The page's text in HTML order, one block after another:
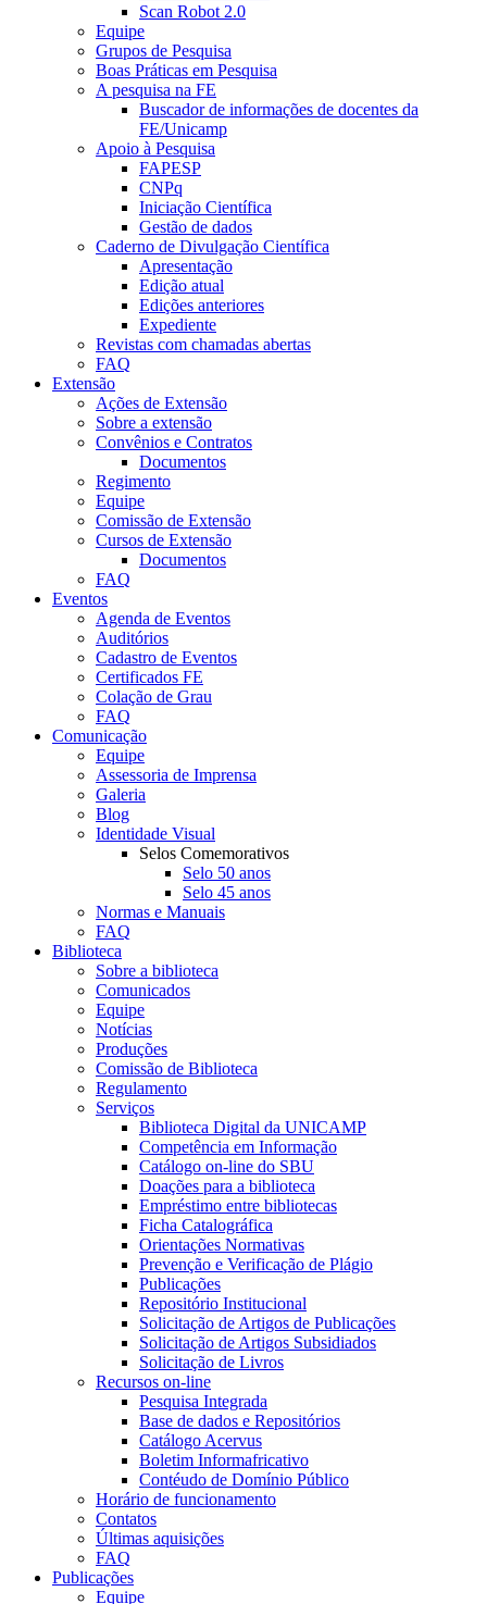
Scan Robot 2.0
Equipe
Grupos de Pesquisa
Boas Práticas em Pesquisa
A pesquisa na FE
Buscador de informações de docentes da
FE/Unicamp
Apoio à Pesquisa
FAPESP
CNPq
Iniciação Científica
Gestão de dados
Caderno de Divulgação Científica
Apresentação
Edição atual
Edições anteriores
Expediente
Revistas com chamadas abertas
FAQ
Extensão
Ações de Extensão
Sobre a extensão
Convênios e Contratos
Documentos
Regimento
Equipe
Comissão de Extensão
Cursos de Extensão
Documentos
FAQ
Eventos
Agenda de Eventos
Auditórios
Cadastro de Eventos
Certificados FE
Colação de Grau
FAQ
Comunicação
Equipe
Assessoria de Imprensa
Galeria
Blog
Identidade Visual
Selos Comemorativos
Selo 50 anos
Selo 45 anos
Normas e Manuais
FAQ
Biblioteca
Sobre a biblioteca
Comunicados
Equipe
Notícias
Produções
Comissão de Biblioteca
Regulamento
Serviços
Biblioteca Digital da UNICAMP
Competência em Informação
Catálogo on-line do SBU
Doações para a biblioteca
Empréstimo entre bibliotecas
Ficha Catalográfica
Orientações Normativas
Prevenção e Verificação de Plágio
Publicações
Repositório Institucional
Solicitação de Artigos de Publicações
Solicitação de Artigos Subsidiados
Solicitação de Livros
Recursos on-line
Pesquisa Integrada
Base de dados e Repositórios
Catálogo Acervus
Boletim Informafricativo
Contéudo de Domínio Público
Horário de funcionamento
Contatos
Últimas aquisições
FAQ
Publicações
Equipe